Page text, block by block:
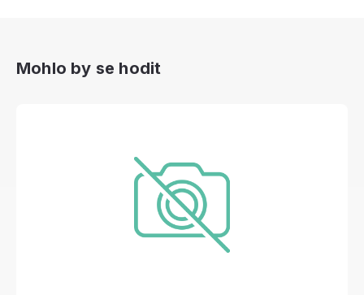
Mohlo by se hodit